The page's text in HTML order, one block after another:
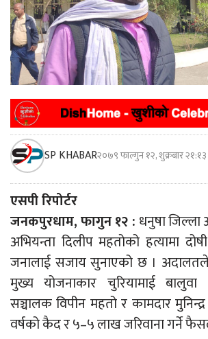
SP KHABAR२०७९ फाल्गुन १२, शुक्रबार
एसपी रिपोर्टर
जनकपुरधाम, फागुन १२ : धनुषा
अभियन्ता दिलीप महतोको हत्यामा
जनालाई सजाय सुनाएको छ ।
मुख्य योजनाकार चुरियामाई बालुवा
सञ्चालक विपीन महतो र कामदार
वर्षको कैद र ५–५ लाख जरिवाना गर्ने